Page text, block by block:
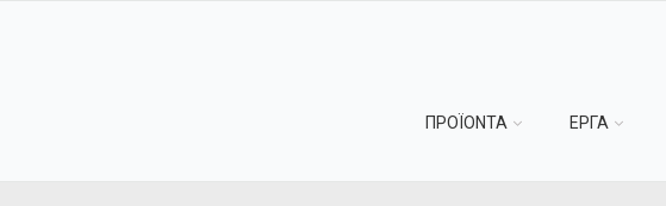
ΠΡΟΪΟΝΤΑ ΕΡΓΑ